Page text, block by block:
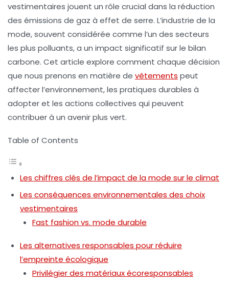
vestimentaires jouent un rôle crucial dans la réduction
des émissions de gaz à effet de serre. L’industrie de la
mode, souvent considérée comme l’un des secteurs
les plus polluants, a un impact significatif sur le bilan
carbone. Cet article explore comment chaque décision
que nous prenons en matière de vêtements peut
affecter l’environnement, les pratiques durables à
adopter et les actions collectives qui peuvent
contribuer à un avenir plus vert.
Table of Contents
Les chiffres clés de l’impact de la mode sur le climat
Les conséquences environnementales des choix
vestimentaires
Fast fashion vs. mode durable
Les alternatives responsables pour réduire
l’empreinte écologique
Privilégier des matériaux écoresponsables